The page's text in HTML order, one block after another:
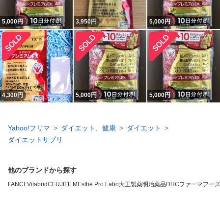
5,000円 3,950円 5,000円
4,300円 5,000円 5,000円
Yahoo!フリマ ダイエット、健康
ダイエット
ダイエットサプリ
他のブランドから探す
FANCLVitabridC FUJIFILM Esthe Pro Labo大正製薬明治薬品DHCファーマフーズ